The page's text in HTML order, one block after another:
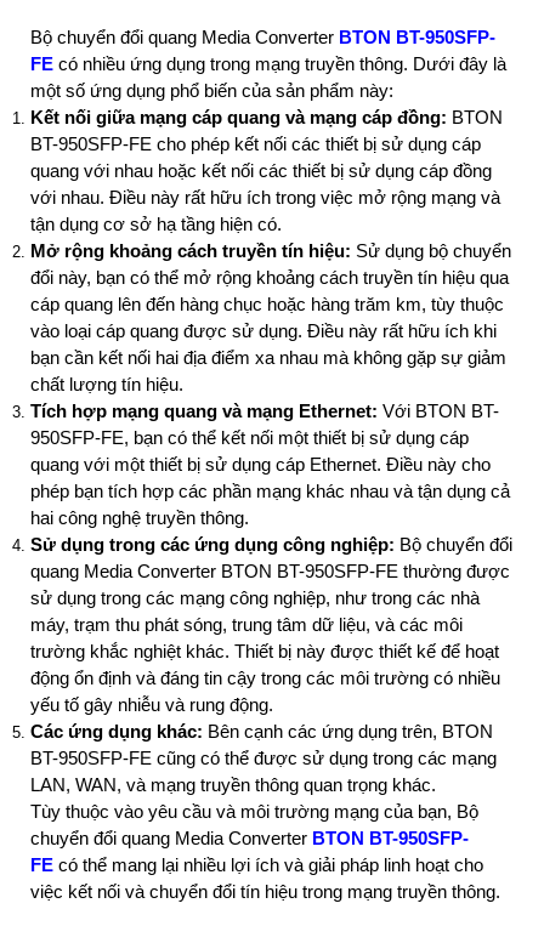
Bộ chuyển đổi quang Media Converter BTON BT-950SFP-
FE có nhiều ứng dụng trong mạng truyền thông. Dưới đây là
một số ứng dụng phổ biến của sản phẩm này:
Kết nối giữa mạng cáp quang và mạng cáp đồng: BTON
BT-950SFP-FE cho phép kết nối các thiết bị sử dụng cáp
quang với nhau hoặc kết nối các thiết bị sử dụng cáp đồng
với nhau. Điều này rất hữu ích trong việc mở rộng mạng và
tận dụng cơ sở hạ tầng hiện có.
Mở rộng khoảng cách truyền tín hiệu: Sử dụng bộ chuyển
đổi này, bạn có thể mở rộng khoảng cách truyền tín hiệu qua
cáp quang lên đến hàng chục hoặc hàng trăm km, tùy thuộc
vào loại cáp quang được sử dụng. Điều này rất hữu ích khi
bạn cần kết nối hai địa điểm xa nhau mà không gặp sự giảm
chất lượng tín hiệu.
Tích hợp mạng quang và mạng Ethernet: Với BTON BT-
950SFP-FE, bạn có thể kết nối một thiết bị sử dụng cáp
quang với một thiết bị sử dụng cáp Ethernet. Điều này cho
phép bạn tích hợp các phần mạng khác nhau và tận dụng cả
hai công nghệ truyền thông.
Sử dụng trong các ứng dụng công nghiệp: Bộ chuyển đổi
quang Media Converter BTON BT-950SFP-FE thường được
sử dụng trong các mạng công nghiệp, như trong các nhà
máy, trạm thu phát sóng, trung tâm dữ liệu, và các môi
trường khắc nghiệt khác. Thiết bị này được thiết kế để hoạt
động ổn định và đáng tin cậy trong các môi trường có nhiều
yếu tố gây nhiễu và rung động.
Các ứng dụng khác: Bên cạnh các ứng dụng trên, BTON
BT-950SFP-FE cũng có thể được sử dụng trong các mạng
LAN, WAN, và mạng truyền thông quan trọng khác.
Tùy thuộc vào yêu cầu và môi trường mạng của bạn, Bộ
chuyển đổi quang Media Converter BTON BT-950SFP-
FE có thể mang lại nhiều lợi ích và giải pháp linh hoạt cho
việc kết nối và chuyển đổi tín hiệu trong mạng truyền thông.